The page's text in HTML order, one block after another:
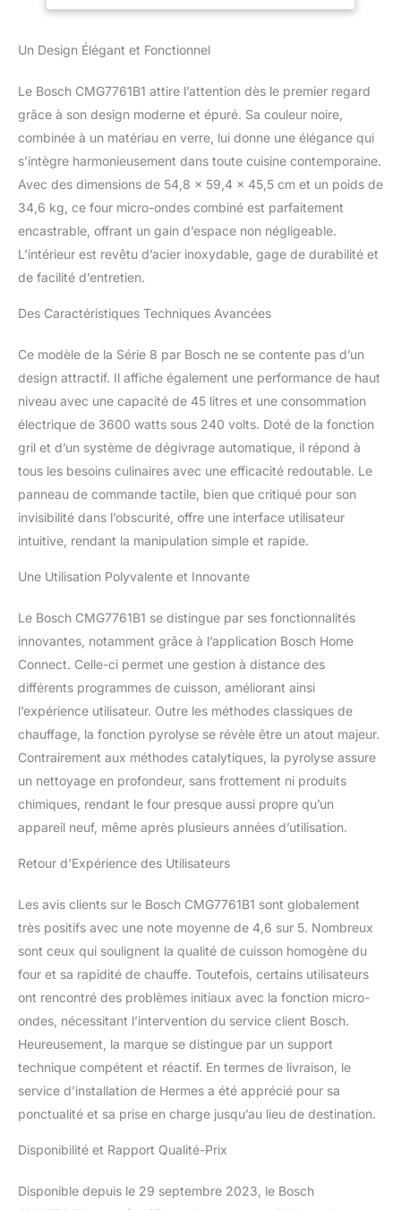
toutes vos recettes.
maximale de 900 W et
des 5 niveaux de
puissance micro-ondes
et efficace. La
technologie intelligente
"Inverter" régule la
puissance pour
préserver la qualité des
aliments, même en cas
avec les options pyrolyse
micro ondes combiné
Bosch VIB CMG7761B1
rend l'entretien de votre
effort, vous permettant
de passer plus de temps
à cuisiner et moins à
nettoyer. Le design
élégant avec écran TFT
anneau de contrôle
moderne à votre cuisine.
et les multiples
dispositifs de sécurité
garantissent une
tranquillité. Contrôlez
votre four combiné micro
ondes à distance grâce à
Home Connect et
l'assistant à commande
vocale. Avec CookAssist
et ses recettes
préprogrammées,
parfaits à chaque fois
Un Design Élégant et Fonctionnel
Le Bosch CMG7761B1 attire l’attention dès le premier regard
grâce à son design moderne et épuré. Sa couleur noire,
combinée à un matériau en verre, lui donne une élégance qui
s’intègre harmonieusement dans toute cuisine contemporaine.
Avec des dimensions de 54,8 x 59,4 x 45,5 cm et un poids de
34,6 kg, ce four micro-ondes combiné est parfaitement
encastrable, offrant un gain d’espace non négligeable.
L’intérieur est revêtu d’acier inoxydable, gage de durabilité et
de facilité d’entretien.
Des Caractéristiques Techniques Avancées
Ce modèle de la Série 8 par Bosch ne se contente pas d’un
design attractif. Il affiche également une performance de haut
niveau avec une capacité de 45 litres et une consommation
électrique de 3600 watts sous 240 volts. Doté de la fonction
gril et d’un système de dégivrage automatique, il répond à
tous les besoins culinaires avec une efficacité redoutable. Le
panneau de commande tactile, bien que critiqué pour son
invisibilité dans l’obscurité, offre une interface utilisateur
intuitive, rendant la manipulation simple et rapide.
Une Utilisation Polyvalente et Innovante
Le Bosch CMG7761B1 se distingue par ses fonctionnalités
innovantes, notamment grâce à l’application Bosch Home
Connect. Celle-ci permet une gestion à distance des
différents programmes de cuisson, améliorant ainsi
l’expérience utilisateur. Outre les méthodes classiques de
chauffage, la fonction pyrolyse se révèle être un atout majeur.
Contrairement aux méthodes catalytiques, la pyrolyse assure
un nettoyage en profondeur, sans frottement ni produits
chimiques, rendant le four presque aussi propre qu’un
appareil neuf, même après plusieurs années d’utilisation.
Retour d’Expérience des Utilisateurs
Les avis clients sur le Bosch CMG7761B1 sont globalement
très positifs avec une note moyenne de 4,6 sur 5. Nombreux
sont ceux qui soulignent la qualité de cuisson homogène du
four et sa rapidité de chauffe. Toutefois, certains utilisateurs
ont rencontré des problèmes initiaux avec la fonction micro-
ondes, nécessitant l’intervention du service client Bosch.
Heureusement, la marque se distingue par un support
technique compétent et réactif. En termes de livraison, le
service d’installation de Hermes a été apprécié pour sa
ponctualité et sa prise en charge jusqu’au lieu de destination.
Disponibilité et Rapport Qualité-Prix
Disponible depuis le 29 septembre 2023, le Bosch